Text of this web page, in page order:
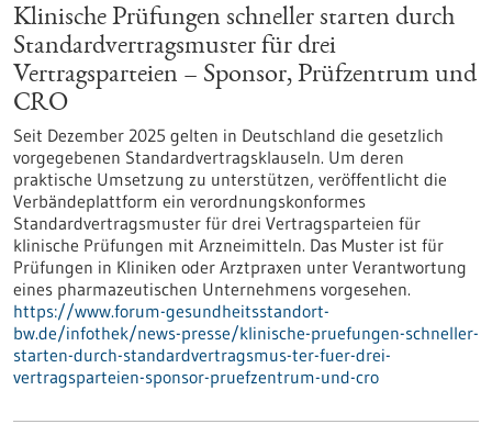
Klinische Prüfungen schneller starten durch
Standardvertragsmuster für drei
Vertragsparteien – Sponsor, Prüfzentrum und
CRO
Seit Dezember 2025 gelten in Deutschland die gesetzlich
vorgegebenen Standardvertragsklauseln. Um deren
praktische Umsetzung zu unterstützen, veröffentlicht die
Verbändeplattform ein verordnungskonformes
Standardvertragsmuster für drei Vertragsparteien für
klinische Prüfungen mit Arzneimitteln. Das Muster ist für
Prüfungen in Kliniken oder Arztpraxen unter Verantwortung
eines pharmazeutischen Unternehmens vorgesehen.
https://www.forum-gesundheitsstandort-
bw.de/infothek/news-presse/klinische-pruefungen-schneller-
starten-durch-standardvertragsmus-ter-fuer-drei-
vertragsparteien-sponsor-pruefzentrum-und-cro